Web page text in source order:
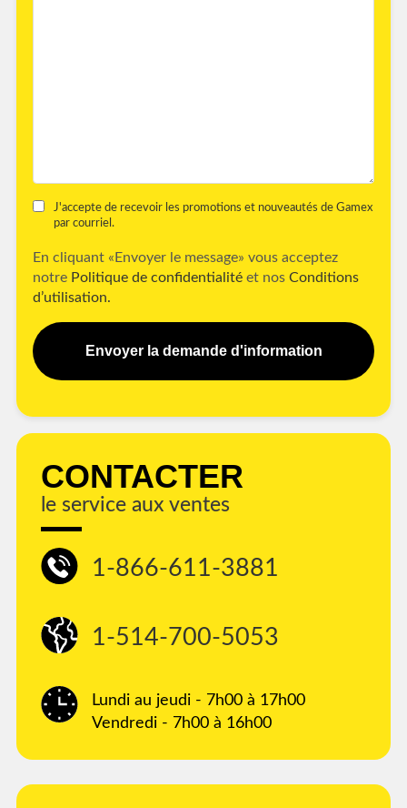
J'accepte de recevoir les promotions et nouveautés de Gamex
par courriel.
En cliquant «Envoyer le message» vous acceptez
notre Politique de confidentialité et nos Conditions
d’utilisation.
Envoyer la demande d'information
CONTACTER
le service aux ventes
1-866-611-3881
1-514-700-5053
Lundi au jeudi - 7h00 à 17h00
Vendredi - 7h00 à 16h00